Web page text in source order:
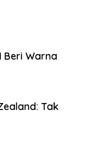
Beri Warna
Tak